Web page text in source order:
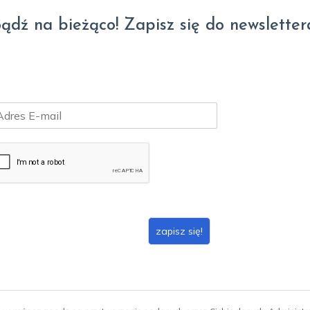
na bieżąco! Zapisz się do
zapisz się!